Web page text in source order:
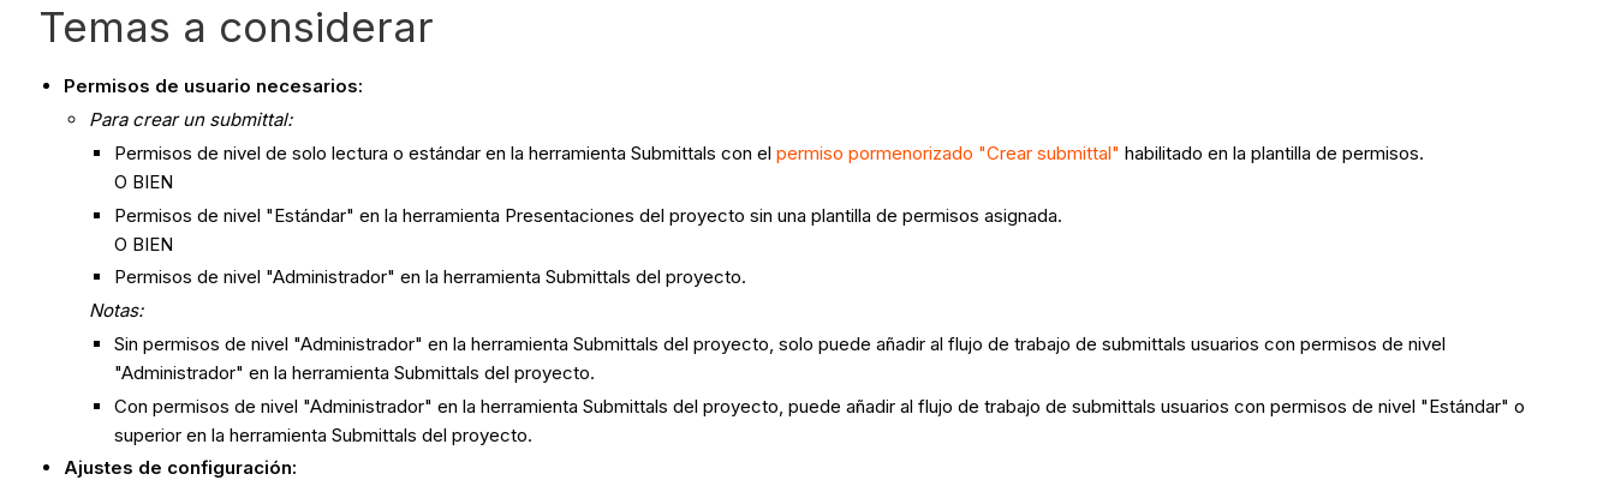
Temas a considerar
Permisos de usuario necesarios:
Para crear un submittal:
Permisos de nivel de solo lectura o estándar en la herramienta Submittals con el permiso pormenorizado "Crear submittal" habilitado en la plantilla de permisos.
O BIEN
Permisos de nivel "Estándar" en la herramienta Presentaciones del proyecto sin una plantilla de permisos asignada.
O BIEN
Permisos de nivel "Administrador" en la herramienta Submittals del proyecto.
Notas:
Sin permisos de nivel "Administrador" en la herramienta Submittals del proyecto, solo puede añadir al flujo de trabajo de submittals usuarios con permisos de nivel
"Administrador" en la herramienta Submittals del proyecto.
Con permisos de nivel "Administrador" en la herramienta Submittals del proyecto, puede añadir al flujo de trabajo de submittals usuarios con permisos de nivel "Estándar" o
superior en la herramienta Submittals del proyecto.
Ajustes de configuración: